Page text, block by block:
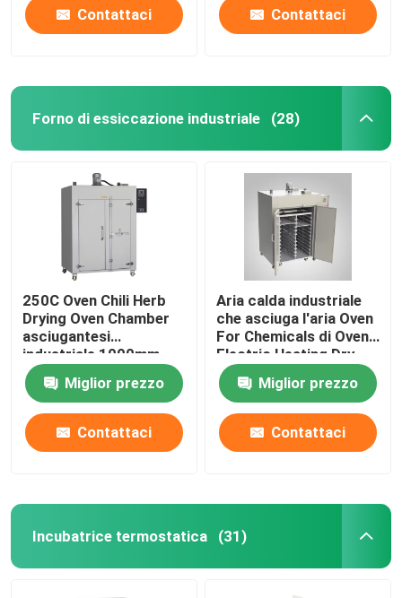
Contattaci Contattaci
Forno di essiccazione industriale (28)
250C Oven Chili Herb
Drying Oven Chamber
asciugantesi
industriale 1000mm
Miglior prezzo
Contattaci
Aria calda industriale
che asciuga l'aria Oven
For Chemicals di Oven
Electric Heating Dry
Hot
Miglior prezzo
Contattaci
Incubatrice termostatica (31)